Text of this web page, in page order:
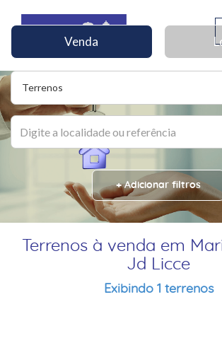
Terrenos
Venda
+ Adicionar filtros
Terrenos à venda em
Jd Licce
Exibindo 1 terrenos